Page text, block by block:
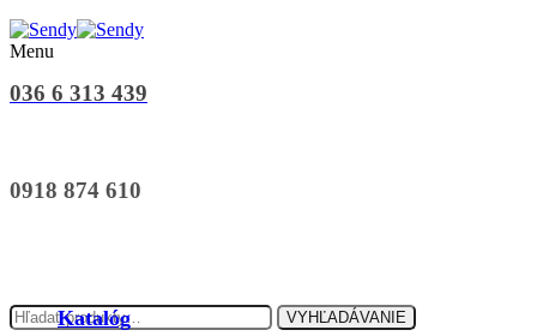
Menu
036 6 313 439
0918 874 610
VYHĽADÁVANIE
Katalóg